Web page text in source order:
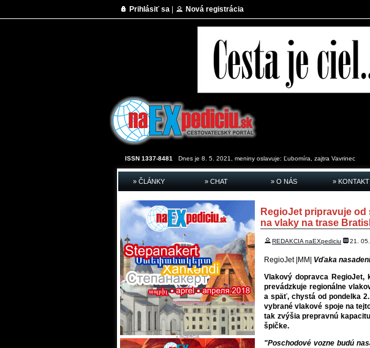
Prihlásiť sa Nová registrácia
ISSN 1337-8481 Dnes je 8. 5. 2021, meniny oslavuje: Ľubomíra, zajtra Vavrinec
» ČLÁNKY » CHAT » O NÁS » KONTAKT
RegioJet pripravuje
na vlaky na trase
REDAKCIA naEXpediciu 21.
RegioJet |MM| Vďaka
Vlakový dopravca RegioJet,
prevádzkuje regionálne
a späť, chystá od pondelka
vybrané vlakové spoje na
tak zvýšia prepravnú
špičke.
"Poschodové vozne budú